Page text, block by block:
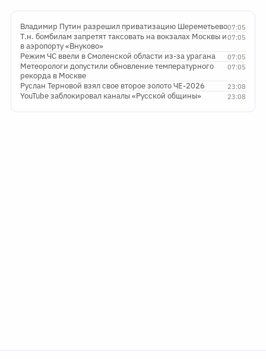
07:05
Владимир Путин разрешил приватизацию Шереметьево
07:05
Т.н. бомбилам запретят таксовать на вокзалах Москвы и
в аэропорту «Внуково»
07:05
Режим ЧС ввели в Смоленской области из-за урагана
07:05
Метеорологи допустили обновление температурного
рекорда в Москве
23:08
Руслан Терновой взял свое второе золото ЧЕ-2026
23:08
YouTube заблокировал каналы «Русской общины»